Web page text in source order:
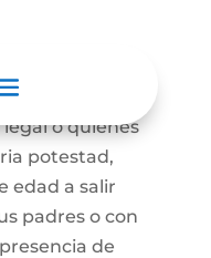
temporal
cual los
o quienes
potestad,
edad a salir
padres o con
de